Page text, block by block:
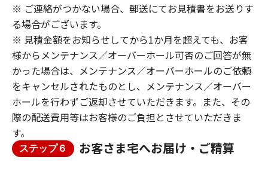
※ ご連絡がつかない場合、郵送にてお見積書をお送りす
る場合がございます。
※ 見積金額をお知らせしてから1か月を超えても、お客
様からメンテナンス／オーバーホール可否のご回答が無
かった場合は、メンテナンス／オーバーホールのご依頼
をキャンセルされたものとし、メンテナンス／オーバー
ホールを行わずご返却させていただきます。また、その
際の配送費用等はお客様のご負担とさせていただきま
す。
ステップ６ お客さま宅へお届け・ご精算